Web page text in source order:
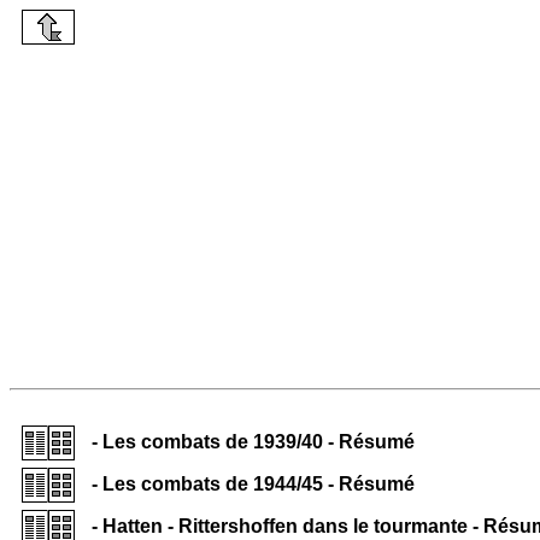
- Les combats de 1939/40 - Résumé
- Les combats de 1944/45 - Résumé
- Hatten - Rittershoffen dans le tourmante -